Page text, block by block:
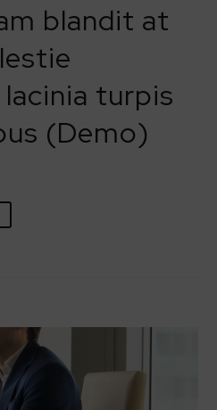
blandit at
turpis
(Demo)